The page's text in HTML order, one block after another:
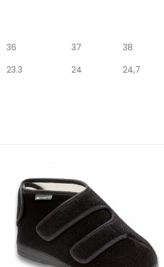
36 37 38
23.3 24 24,7